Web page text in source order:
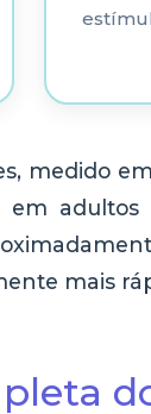
medido
mais